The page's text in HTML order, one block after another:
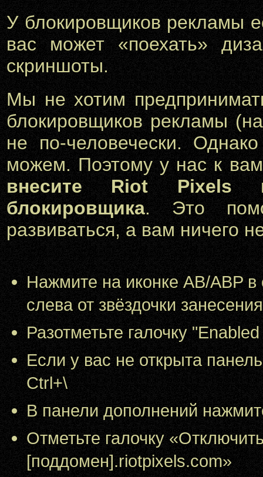
У блокировщиков рекламы
вас может «поехать»
скриншоты.
Мы не хотим
блокировщиков рекламы
не по-человечески.
можем. Поэтому у нас к
внесите Riot Pixels
блокировщика. Это
развиваться, а вам ничего
Нажмите на иконке AB/ABP в
слева от звёздочки
Разотметьте галочку
Если у вас не открыта
Ctrl+\
В панели дополнений
Отметьте галочку
[поддомен].riotpixels.com»